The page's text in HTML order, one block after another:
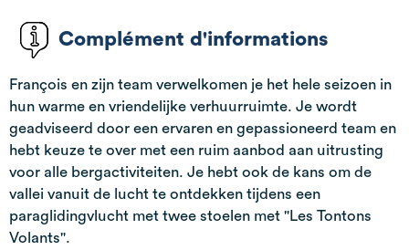
Complément d'informations
François en zijn team verwelkomen je het hele seizoen in
hun warme en vriendelijke verhuurruimte. Je wordt
geadviseerd door een ervaren en gepassioneerd team en
hebt keuze te over met een ruim aanbod aan uitrusting
voor alle bergactiviteiten. Je hebt ook de kans om de
vallei vanuit de lucht te ontdekken tijdens een
paraglidingvlucht met twee stoelen met "Les Tontons
Volants".